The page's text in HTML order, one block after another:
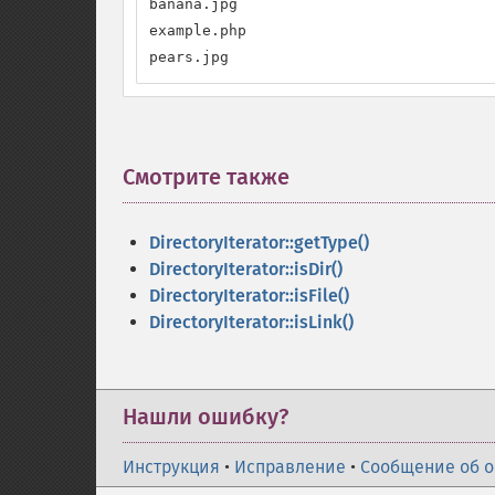
banana.jpg
example.php
pears.jpg
Смотрите также
DirectoryIterator::getType()
DirectoryIterator::isDir()
DirectoryIterator::isFile()
DirectoryIterator::isLink()
Нашли ошибку?
Инструкция • Исправление • Сообщение об